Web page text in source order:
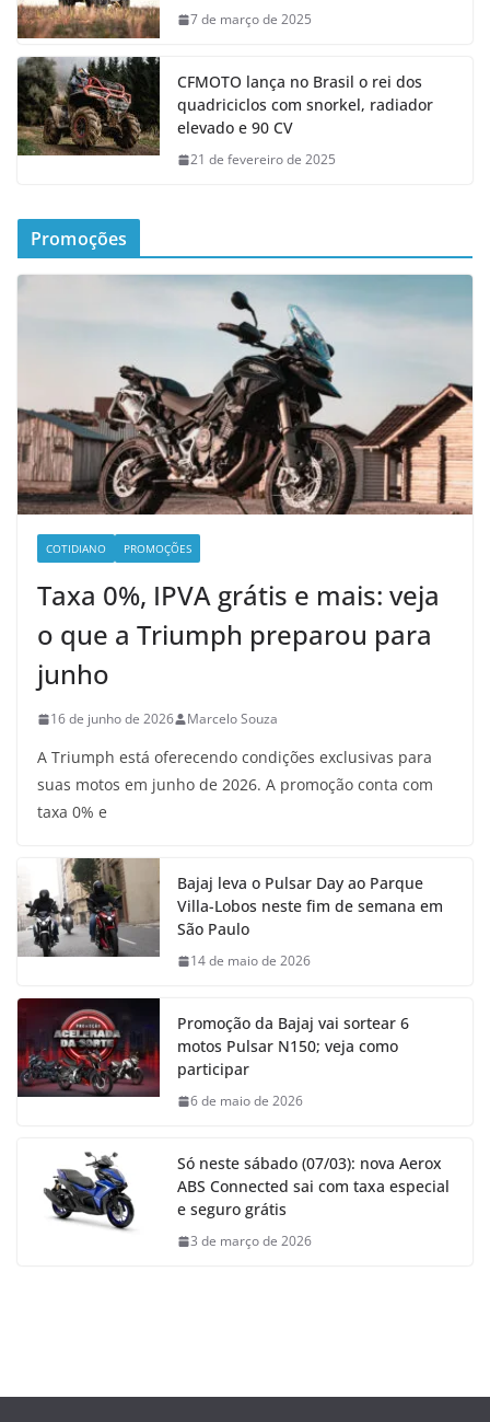
7 de março de 2025
CFMOTO lança no Brasil o rei dos
quadriciclos com snorkel, radiador
elevado e 90 CV
21 de fevereiro de 2025
Promoções
COTIDIANO PROMOÇÕES
Taxa 0%, IPVA grátis e mais: veja
o que a Triumph preparou para
junho
16 de junho de 2026 Marcelo Souza
A Triumph está oferecendo condições exclusivas para
suas motos em junho de 2026. A promoção conta com
taxa 0% e
Bajaj leva o Pulsar Day ao Parque
Villa-Lobos neste fim de semana em
São Paulo
14 de maio de 2026
Promoção da Bajaj vai sortear 6
motos Pulsar N150; veja como
participar
6 de maio de 2026
Só neste sábado (07/03): nova Aerox
ABS Connected sai com taxa especial
e seguro grátis
3 de março de 2026